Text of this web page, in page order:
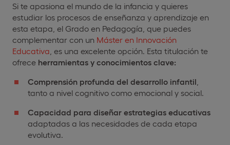
Si te apasiona el mundo de la infancia y quieres
estudiar los procesos de enseñanza y aprendizaje en
esta etapa, el Grado en Pedagogía, que puedes
complementar con un Máster en Innovación
Educativa , es una excelente opción. Esta titulación te
ofrece herramientas y conocimientos clave:
Comprensión profunda del desarrollo infantil
tanto a nivel cognitivo como emocional y social.
Capacidad para diseñar estrategias educativas
adaptadas a las necesidades de cada etapa
evolutiva.